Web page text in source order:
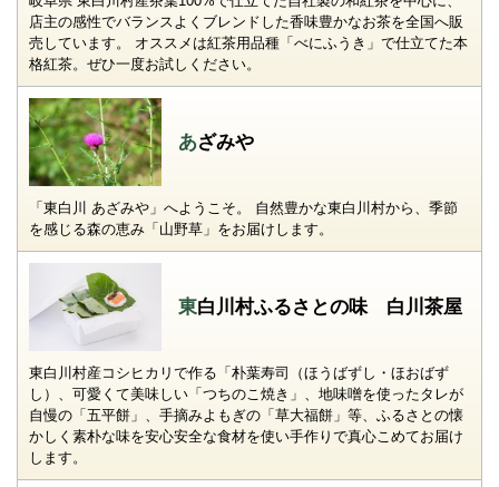
店主の感性でバランスよくブレンドした香味豊かなお茶を全国へ販
売しています。 オススメは紅茶用品種「べにふうき」で仕立てた本
格紅茶。ぜひ一度お試しください。
あざみや
「東白川 あざみや」へようこそ。 自然豊かな東白川村から、季節
を感じる森の恵み「山野草」をお届けします。
東白川村ふるさとの味 白川茶屋
東白川村産コシヒカリで作る「朴葉寿司（ほうばずし・ほおばず
し）、可愛くて美味しい「つちのこ焼き」、地味噌を使ったタレが
自慢の「五平餅」、手摘みよもぎの「草大福餅」等、ふるさとの懐
かしく素朴な味を安心安全な食材を使い手作りで真心こめてお届け
します。